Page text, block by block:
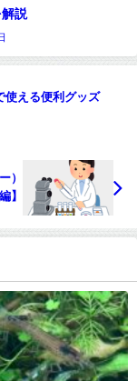
説
使える便利グッズ
）
編】